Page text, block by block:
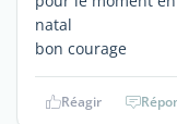
natal
bon courage
Réagir